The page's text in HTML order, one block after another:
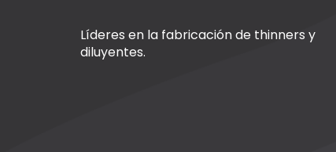
Líderes en la fabricación de thinners y
diluyentes.